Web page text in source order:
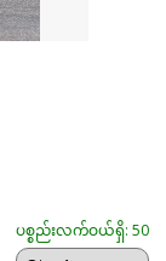
ပစ္စည်းလက်ဝယ်ရှိ: 50